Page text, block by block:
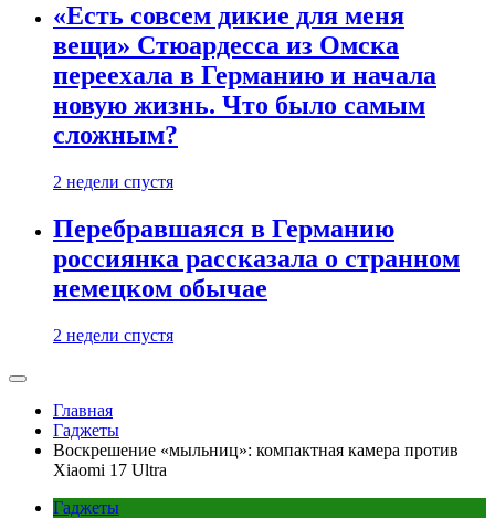
«Есть совсем дикие для меня
вещи» Стюардесса из Омска
переехала в Германию и начала
новую жизнь. Что было самым
сложным?
2 недели спустя
Перебравшаяся в Германию
россиянка рассказала о странном
немецком обычае
2 недели спустя
Главная
Гаджеты
Воскрешение «мыльниц»: компактная камера против
Xiaomi 17 Ultra
Гаджеты